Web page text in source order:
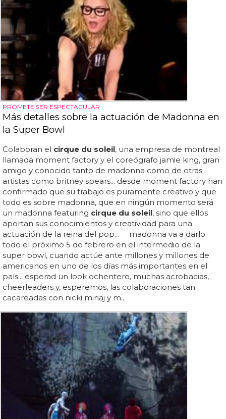
PROMETE SER ESPECTACULAR
Más detalles sobre la actuación de Madonna en
la Super Bowl
Colaboran el cirque du soleil, una empresa de montreal
llamada moment factory y el coreógrafo jamie king, gran
amigo y conocido tanto de madonna como de otras
artistas como britney spears... desde moment factory han
confirmado que su trabajo es puramente creativo y que
todo es sobre madonna, que en ningún momento será
un madonna featuring cirque du soleil, sino que ellos
aportan sus conocimientos y creatividad para una
actuación de la reina del pop... madonna va a darlo
todo el próximo 5 de febrero en el intermedio de la
super bowl, cuando actúe ante millones y millones de
americanos en uno de los días más importantes en el
país... esperad un look ochentero, muchas acrobacias,
cheerleaders y, esperemos, las colaboraciones tan
cacareadas con nicki minaj y m...